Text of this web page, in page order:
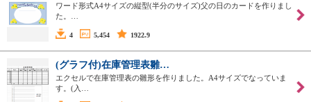
ワード形式A4サイズの縦型(半分のサイズ)父の日のカードを作りまし
た。…
4 5,454 1922.9
(グラフ付)在庫管理表雛…
エクセルで在庫管理表の雛形を作りました。A4サイズでなっていま
す。(入…